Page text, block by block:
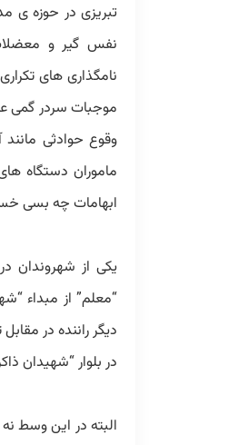
تبریزی در حوزه ی
نفس گیر و
نامگذاری های
موجبات سردر گمی
وقوع حوادثی
ماموران دستگاه
ابهامات چه بسی
یکی از شهروندان
“معلم” از مبداء
دیگر راننده در
در بلوار “شهیدان
البته در این وسط